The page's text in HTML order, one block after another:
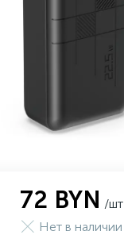
72 BYN /шт
Нет в наличии